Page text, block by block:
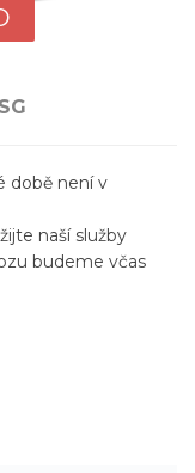
době není v
naší služby
budeme včas